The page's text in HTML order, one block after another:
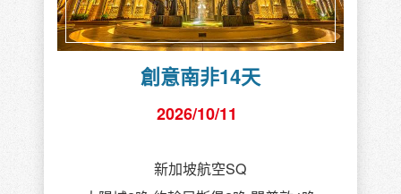
創意印度尼泊爾14天
2026/10/18
國泰航空CX豪華團